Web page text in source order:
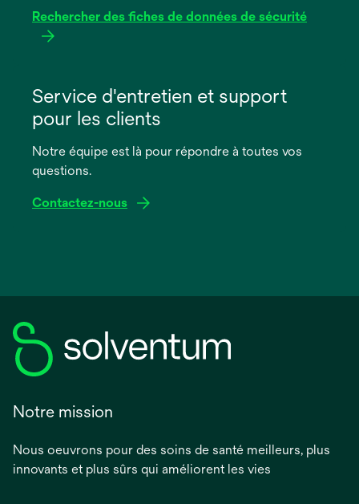
Rechercher des fiches de données de sécurité
dans
nouvel
onglet
Service d'entretien et support
pour les clients
Notre équipe est là pour répondre à toutes vos
questions.
Contactez-nous
Notre mission
Nous oeuvrons pour des soins de santé meilleurs, plus
innovants et plus sûrs qui améliorent les vies